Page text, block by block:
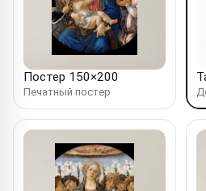
Постер 150×200
Печатный постер